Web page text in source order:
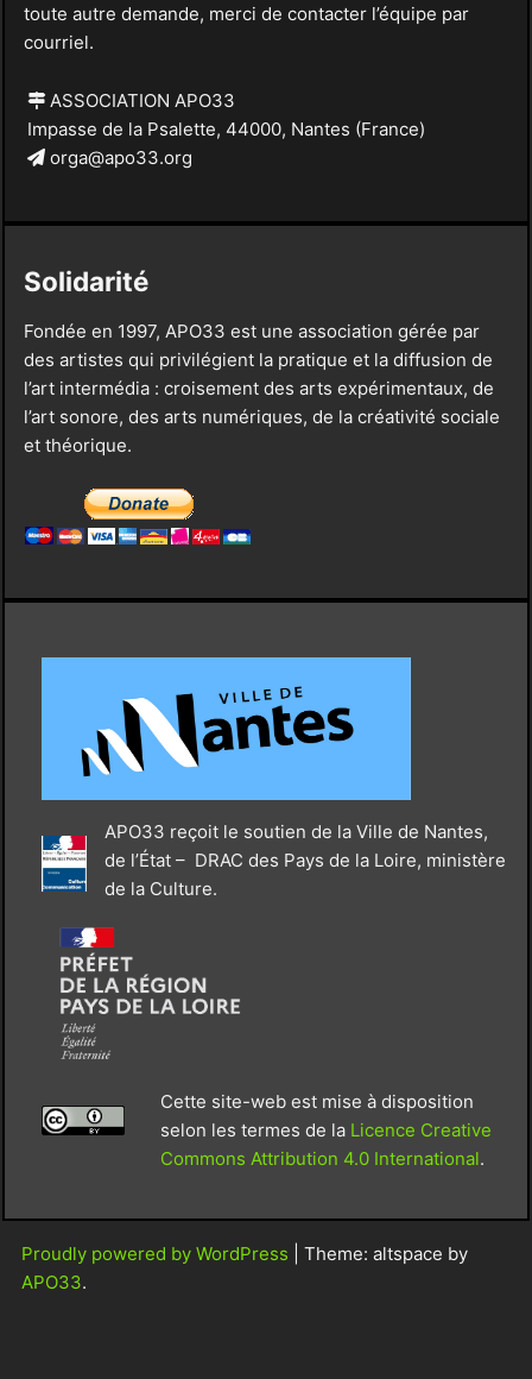
toute autre demande, merci de contacter l’équipe par
courriel.
ASSOCIATION APO33
Impasse de la Psalette, 44000, Nantes (France)
orga@apo33.org
Solidarité
Fondée en 1997, APO33 est une association gérée par
des artistes qui privilégient la pratique et la diffusion de
l’art intermédia : croisement des arts expérimentaux, de
l’art sonore, des arts numériques, de la créativité sociale
et théorique.
APO33 reçoit le soutien de la Ville de Nantes,
de l’État – DRAC des Pays de la Loire, ministère
de la Culture.
Cette site-web est mise à disposition
selon les termes de la Licence Creative
Commons Attribution 4.0 International.
Proudly powered by WordPress
Theme: altspace by
APO33.